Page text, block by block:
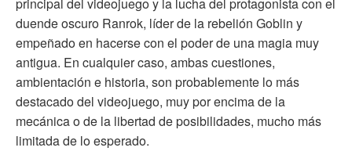
duende oscuro Ranrok, líder de la rebelión Goblin y
empeñado en hacerse con el poder de una magia muy
antigua. En cualquier caso, ambas cuestiones,
ambientación e historia, son probablemente lo más
destacado del videojuego, muy por encima de la
mecánica o de la libertad de posibilidades, mucho más
limitada de lo esperado.